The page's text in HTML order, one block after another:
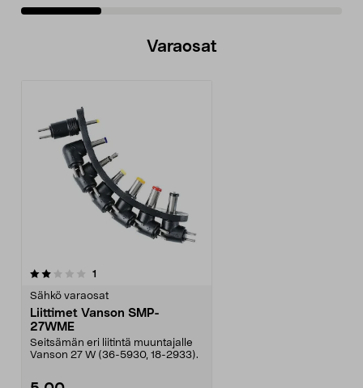
Varaosat
1
Sähkö varaosat
Liittimet Vanson SMP-
27WME
Seitsämän eri liitintä muuntajalle
Vanson 27 W (36-5930, 18-2933).